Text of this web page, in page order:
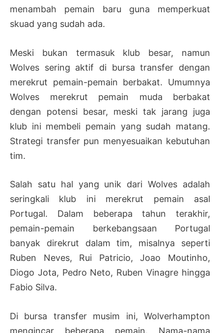
menambah pemain baru guna memperkuat
skuad yang sudah ada.
Meski bukan termasuk klub besar, namun
Wolves sering aktif di bursa transfer dengan
merekrut pemain-pemain berbakat. Umumnya
Wolves merekrut pemain muda berbakat
dengan potensi besar, meski tak jarang juga
klub ini membeli pemain yang sudah matang.
Strategi transfer pun menyesuaikan kebutuhan
tim.
Salah satu hal yang unik dari Wolves adalah
seringkali klub ini merekrut pemain asal
Portugal. Dalam beberapa tahun terakhir,
pemain-pemain berkebangsaan Portugal
banyak direkrut dalam tim, misalnya seperti
Ruben Neves, Rui Patricio, Joao Moutinho,
Diogo Jota, Pedro Neto, Ruben Vinagre hingga
Fabio Silva.
Di bursa transfer musim ini, Wolverhampton
mengincar beberapa pemain. Nama-nama